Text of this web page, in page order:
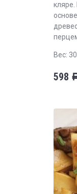
кляре.
Вес:
598